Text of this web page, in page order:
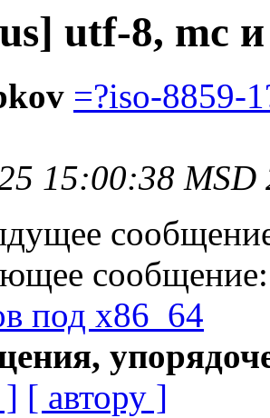
utf-8, mc
=?iso-8859-
15:00:38 MSD
под х86_64
] [ автору ]